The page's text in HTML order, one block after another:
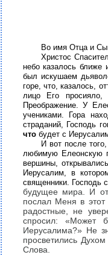
Во имя Отца и
Христос
небо казалось
был искушаем
горе, что, казалось,
лицо Его
Преображение. У
учениками. Гора
страданий, Господь
чтобудет с
И вот после
любимую Елеонскую
вершины,
Иерусалим, в
священники. Господь
будущее мира. И
послал Меня в
радостные, не
спросил: «Может
Иерусалима?» Не
просветились
Слова.